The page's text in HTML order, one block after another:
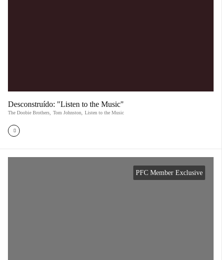
Desconstruído: "Listen to the Music"
The Doobie Brothers Tom Johnston Listen to the Music
PFC Member Exclusive